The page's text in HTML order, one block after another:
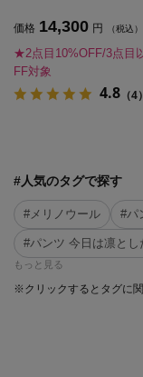
価格 14,300 円 （税込）
★2点目10%OFF/3点目
FF対象
4.8 （4）
#人気のタグで探す
#メリノウール #パ
#パンツ 今日は凛とし
もっと見る
※クリックするとタグに